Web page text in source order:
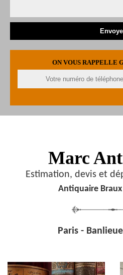
ON VOUS RAPPELLE
Marc
Estimation, devis et
Antiquaire
Paris -